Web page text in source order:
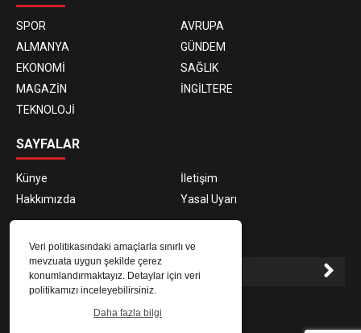
Veri politikasındaki amaçlarla sınırlı ve
mevzuata uygun şekilde çerez
konumlandırmaktayız. Detaylar için veri
politikamızı inceleyebilirsiniz.
Daha fazla bilgi
SPOR
AVRUPA
ALMANYA
GÜNDEM
EKONOMİ
SAĞLIK
MAGAZİN
İNGİLTERE
TEKNOLOJİ
SAYFALAR
Künye
İletişim
Hakkımızda
Yasal Uyarı